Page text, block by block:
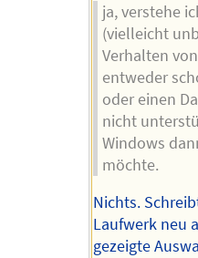
ja, verstehe
(vielleicht
Verhalten
entweder
oder einen
nicht
Windows
möchte.
Nichts.
Laufwerk neu
gezeigte